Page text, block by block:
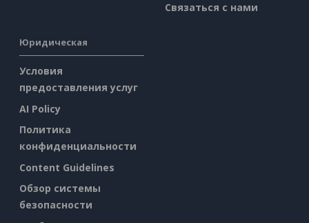
Связаться с нами
Юридическая
Условия
предоставления услуг
AI Policy
Политика
конфиденциальности
Content Guidelines
Обзор системы
безопасности